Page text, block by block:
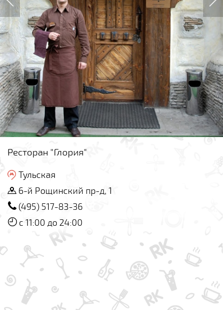
Ресторан "Глория"
Тульская
6-й Рощинский пр-д, 1
(495) 517-83-36
с 11:00 до 24:00